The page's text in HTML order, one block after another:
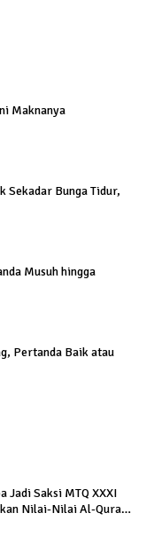
Maknanya
Sekadar Bunga Tidur,
Musuh hingga
Pertanda Baik atau
Jadi Saksi MTQ XXXI
Nilai-Nilai Al-Quran